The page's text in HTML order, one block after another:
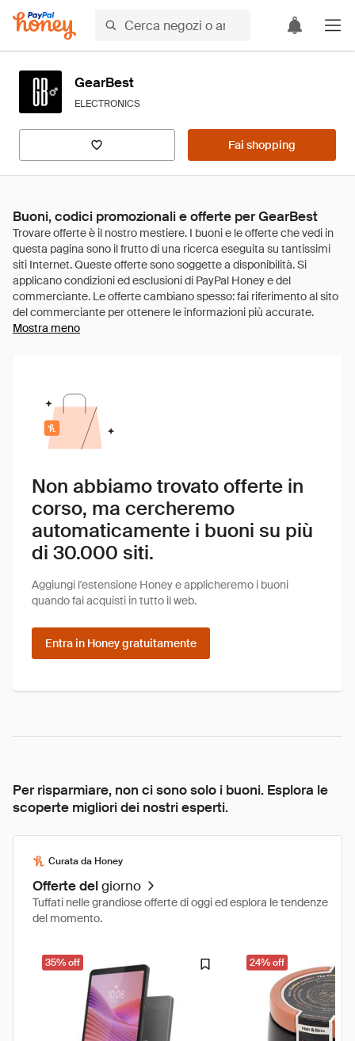
GearBest
ELECTRONICS
Fai shopping
Buoni, codici promozionali e offerte per GearBest
Mostra meno
Non abbiamo trovato offerte in
corso, ma cercheremo
automaticamente i buoni su più
di 30.000 siti.
Aggiungi l'estensione Honey e applicheremo i buoni
quando fai acquisti in tutto il web.
Entra in Honey gratuitamente
Per risparmiare, non ci sono solo i buoni. Esplora le
scoperte migliori dei nostri esperti.
Curata da Honey
Offerte delgiorno
Tuffati nelle grandiose offerte di oggi ed esplora le tendenze
del momento.
35% off 24% off